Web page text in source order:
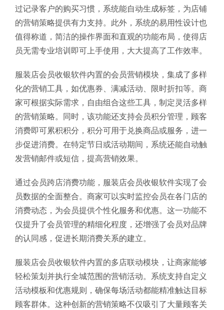
过记录客户的购买习惯，系统能自动生成标签，为店铺
的营销策略提供有力支持。此外，系统的易用性设计也
值得称道，简洁的操作界面和直观的功能布局，使得店
员无需专业培训即可上手使用，大大提高了工作效率。
服装店会员收银软件内置的会员营销模块，集成了多样
化的营销工具，如优惠券、满减活动、限时折扣等。商
家可根据实际需求，自由组合这些工具，制定灵活多样
的营销策略。同时，该功能还支持会员积分管理，顾客
消费即可累积积分，积分可用于兑换商品或服务，进一
步促进消费。在特定节日或活动期间，系统还能自动触
发营销邮件或短信，提高营销效果。
通过会员跨店消费功能，服装店会员收银软件实现了会
员数据的全面整合。商家可以实时监控会员在各门店的
消费动态，为会员提供个性化服务和优惠。这一功能不
仅提升了会员管理的精细化程度，还增强了会员对品牌
的认同感，促进长期消费关系的建立。
服装店会员收银软件内置的多店联动模块，让商家能够
轻松策划并执行全城范围的营销活动。系统支持自定义
活动模板和优惠规则，确保每场活动都能精准触达目标
顾客群体。这种创新的营销策略不仅吸引了大量顾客关